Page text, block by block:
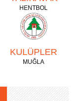
HENTBOL
KULÜPLER
MUĞLA